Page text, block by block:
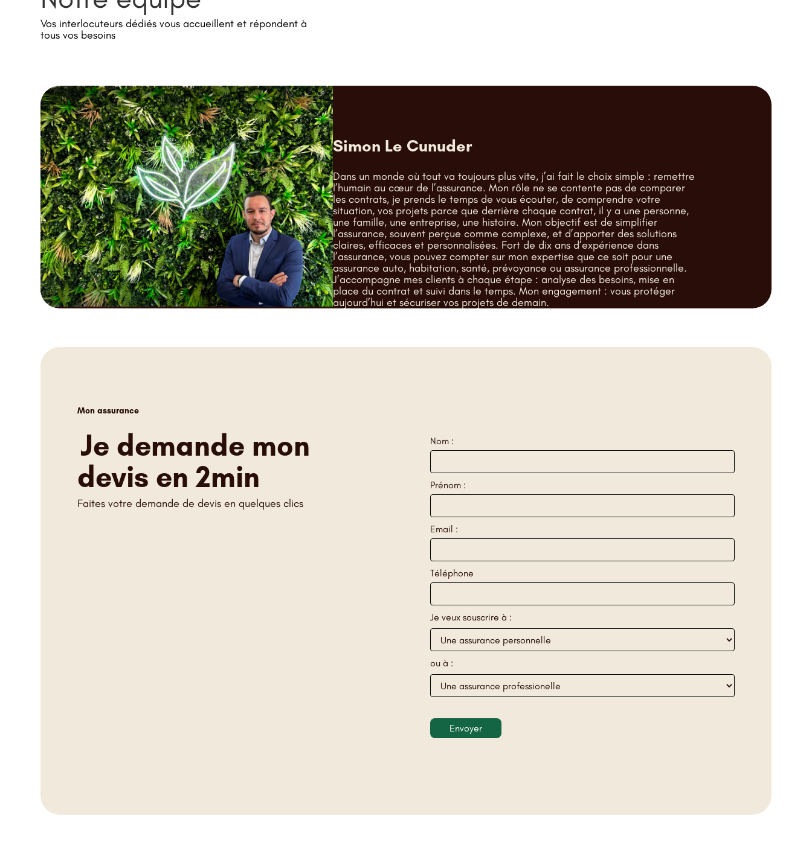
Vos interlocuteurs dédiés vous accueillent et répondent à
tous vos besoins
Simon Le Cunuder
Dans un monde où tout va toujours plus vite, j’ai fait le choix simple : remettre
l’humain au cœur de l’assurance. Mon rôle ne se contente pas de comparer
les contrats, je prends le temps de vous écouter, de comprendre votre
situation, vos projets parce que derrière chaque contrat, il y a une personne,
une famille, une entreprise, une histoire. Mon objectif est de simplifier
l’assurance, souvent perçue comme complexe, et d’apporter des solutions
claires, efficaces et personnalisées. Fort de dix ans d’expérience dans
l’assurance, vous pouvez compter sur mon expertise que ce soit pour une
assurance auto, habitation, santé, prévoyance ou assurance professionnelle.
J’accompagne mes clients à chaque étape : analyse des besoins, mise en
place du contrat et suivi dans le temps. Mon engagement : vous protéger
aujourd’hui et sécuriser vos projets de demain.
Mon assurance
Je demande mon
devis en 2min
Faites votre demande de devis en quelques clics
Nom :
Prénom :
Email :
Téléphone
Je veux souscrire à :
ou à :